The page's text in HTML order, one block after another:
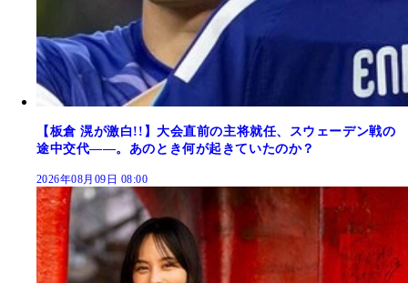
【板倉 滉が激白!!】大会直前の主将就任、スウェーデン戦の
途中交代――。あのとき何が起きていたのか？
2026年08月09日 08:00